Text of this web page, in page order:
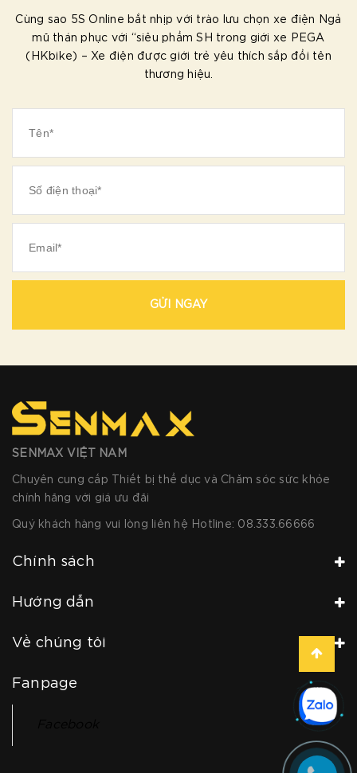
Cùng sao 5S Online bắt nhịp với trào lưu chọn xe điện Ngả
mũ thán phục với “siêu phẩm SH trong giới xe PEGA
(HKbike) – Xe điện được giới trẻ yêu thích sắp đổi tên
thương hiệu.
GỬI NGAY
SENMAX VIỆT NAM
Chuyên cung cấp Thiết bị thể dục và Chăm sóc sức khỏe
chính hãng với giá ưu đãi
Quý khách hàng vui lòng liên hệ Hotline: 08.333.66666
Chính sách
Hướng dẫn
Về chúng tôi
Fanpage